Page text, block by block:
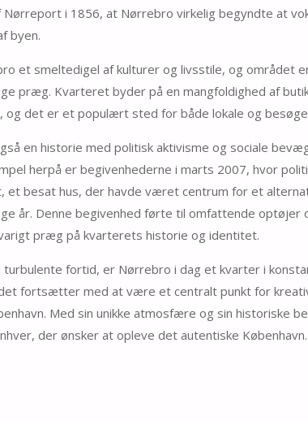
Nørreport i 1856, at Nørrebro virkelig begyndte at
byen.
et smeltedigel af kulturer og livsstile, og området
præg. Kvarteret byder på en mangfoldighed af
og det er et populært sted for både lokale og
en historie med politisk aktivisme og sociale
herpå er begivenhederne i marts 2007, hvor
et besat hus, der havde været centrum for et
år. Denne begivenhed førte til omfattende optøjer
præg på kvarterets historie og identitet.
fortid, er Nørrebro i dag et kvarter i
fortsætter med at være et centralt punkt for
Med sin unikke atmosfære og sin historiske
der ønsker at opleve det autentiske København.